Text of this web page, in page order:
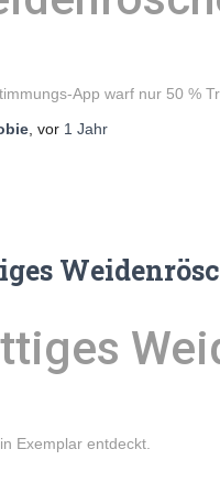
App warf nur 50 %
, vor 1 Jahr
Exemplar entdeckt.